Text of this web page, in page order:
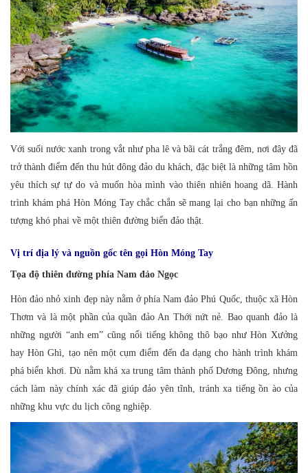
Với suối nước xanh trong vắt như pha lê và bãi cát trắng đêm, nơi đây đã
trở thành điểm đến thu hút đông đảo du khách, đặc biệt là những tâm hồn
yêu thích sự tự do và muốn hòa mình vào thiên nhiên hoang dã. Hành
trình khám phá Hòn Móng Tay chắc chắn sẽ mang lại cho bạn những ấn
tượng khó phai về một thiên đường biển đảo thật.
Vị trí địa lý và nguồn gốc tên gọi Hòn Móng Tay
Tọa độ thiên đường phía Nam đảo Ngọc
Hòn đảo nhỏ xinh đẹp này nằm ở phía Nam đảo Phú Quốc, thuộc xã Hòn
Thơm và là một phần của quần đảo An Thới nứt nẻ. Bao quanh đảo là
những người “anh em” cũng nổi tiếng không thô bạo như Hòn Xưởng
hay Hòn Ghì, tạo nên một cụm điểm đến đa dạng cho hành trình khám
phá biển khơi. Dù nằm khá xa trung tâm thành phố Dương Đông, nhưng
cách làm này chính xác đã giúp đảo yên tĩnh, tránh xa tiếng ồn ào của
những khu vực du lịch công nghiệp.